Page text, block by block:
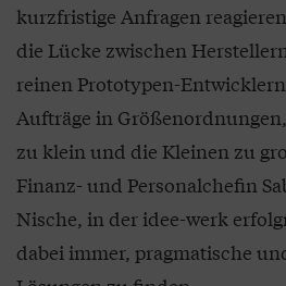
kurzfristige Anfragen
die Lücke zwischen
reinen Prototypen-
Aufträge in
zu klein und die Kleinen zu
Finanz- und Personalchefin
Nische, in der idee-werk
dabei immer, pragmatische